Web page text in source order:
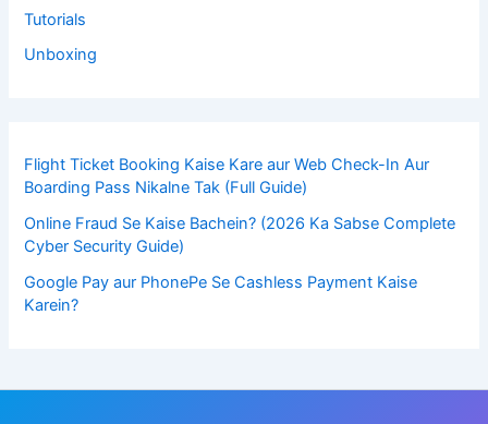
Tutorials
Unboxing
Flight Ticket Booking Kaise Kare aur Web Check-In Aur
Boarding Pass Nikalne Tak (Full Guide)
Online Fraud Se Kaise Bachein? (2026 Ka Sabse Complete
Cyber Security Guide)
Google Pay aur PhonePe Se Cashless Payment Kaise
Karein?